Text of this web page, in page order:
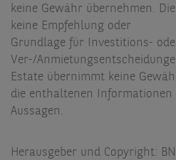
keine Gewähr übernehmen.
keine Empfehlung oder
Grundlage für Investitions-
Ver-/
Estate übernimmt keine
die enthaltenen Informationen
Aussagen.
Herausgeber und Copyright: